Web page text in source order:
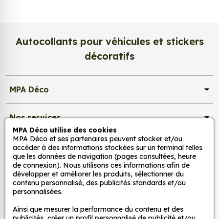
proposons un vaste choix d’autocollants Ricard. Vous
pouvez par exemple opter pour le traditionnel logo
orienter vers un modèle comme le sticker Soleil Ricard,
que vous pourrez personnaliser à votre guise. Vous
avez en effet la possibilité de choisir son coloris sur
une palette recensant de nombreuses teintes. Par
ailleurs, notre site vous permet d’obtenir un aperçu
directement en ligne, pour vous assurer que la couleur
choisie s’assortira bien avec celle de son support.
Notez également que tous nos autocollants logo
Ricard sont disponibles dans de nombreux formats, et
vous pouvez donc sélectionner les dimensions les
mieux adaptées à vos besoins.
Autocollants pour véhicules et stickers
décoratifs
MPA Déco
Nos services
Nos sites
Mon Compte
MPA Déco utilise des cookies
MPA Déco et ses partenaires peuvent stocker et/ou
accéder à des informations stockées sur un terminal telles
que les données de navigation (pages consultées, heure
de connexion). Nous utilisons ces informations afin de
développer et améliorer les produits, sélectionner du
contenu personnalisé, des publicités standards et/ou
personnalisées.
Ainsi que mesurer la performance du contenu et des